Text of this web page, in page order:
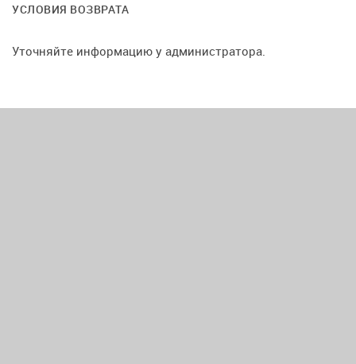
УСЛОВИЯ ВОЗВРАТА
Уточняйте информацию у администратора.